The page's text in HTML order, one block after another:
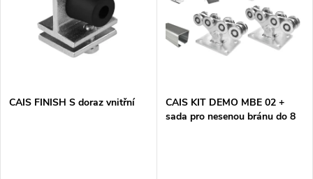
p
s
CAIS FINISH S doraz vnitřní
CAIS KIT DEMO MBE 02 +
sada pro nesenou bránu do 8